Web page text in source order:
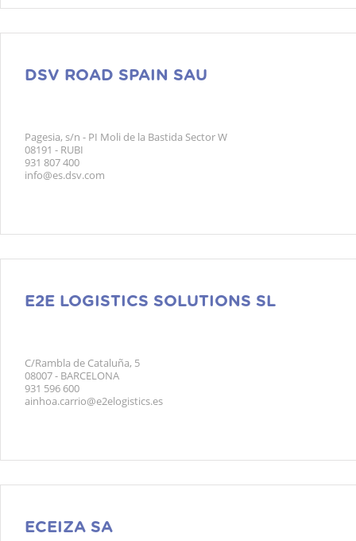
DSV ROAD SPAIN SAU
Pagesia, s/n - PI Moli de la Bastida Sector W
08191 - RUBI
931 807 400
info@es.dsv.com
E2E LOGISTICS SOLUTIONS SL
C/Rambla de Cataluña, 5
08007 - BARCELONA
931 596 600
ainhoa.carrio@e2elogistics.es
ECEIZA SA